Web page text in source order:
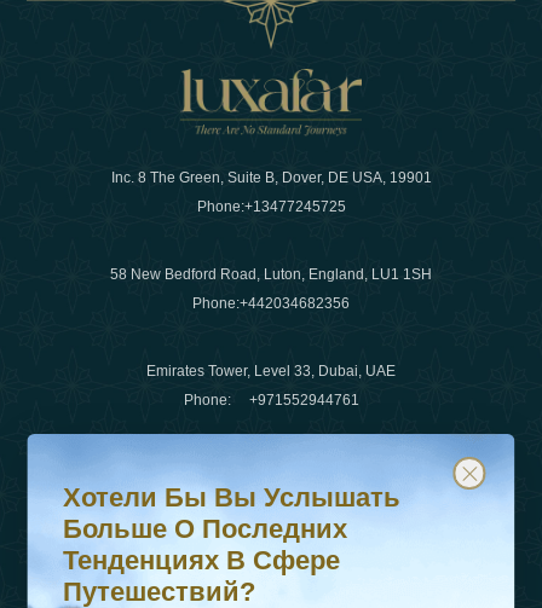
Inc. 8 The Green, Suite B, Dover, DE USA, 19901
Phone:+13477245725
58 New Bedford Road, Luton, England, LU1 1SH
Phone:+442034682356
Emirates Tower, Level 33, Dubai, UAE
Phone: +971552944761
WhatsApp Нет :+442034682356
+971552944761
Хотели бы вы услышать больше о последних
Подпишитесь на нашу рассылку и будьте в курсе
Хотели Бы Вы Услышать
Больше О Последних
Тенденциях В Сфере
Путешествий?